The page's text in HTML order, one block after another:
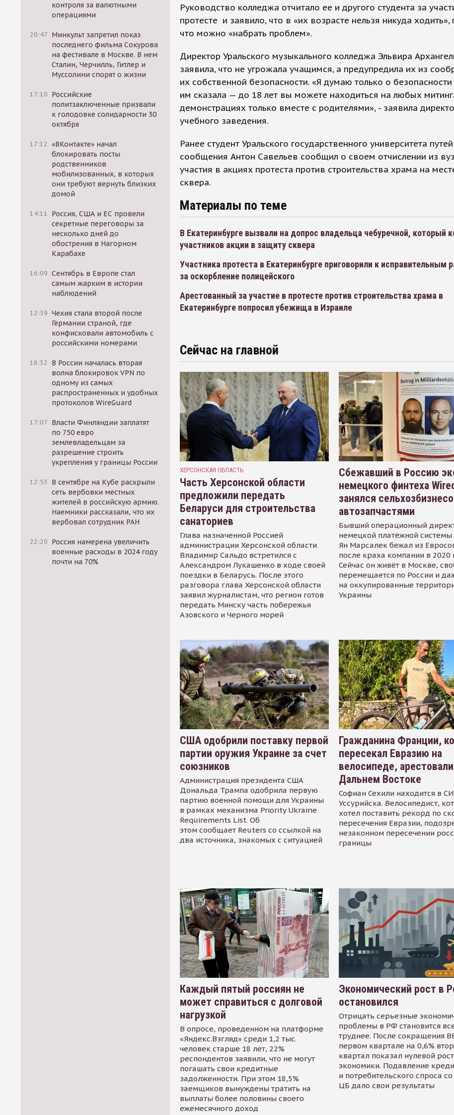
контроля за валютными
операциями
20:47 Минкульт запретил показ
последнего фильма Сокурова
на фестивале в Москве. В нем
Сталин, Черчилль, Гитлер и
Муссолини спорят о жизни
17:10 Российские
политзаключенные призвали
к голодовке солидарности 30
октября
17:12 «ВКонтакте» начал
блокировать посты
родственников
мобилизованных, в которых
они требуют вернуть близких
домой
14:11
Россия, США и ЕС провели
секретные переговоры за
несколько дней до
обострения в Нагорном
Карабахе
16:09 Сентябрь в Европе стал
самым жарким в истории
наблюдений
12:39 Чехия стала второй после
Германии страной, где
конфисковали автомобиль с
российскими номерами
18:32
В России началась вторая
волна блокировок VPN по
одному из самых
распространенных и удобных
протоколов WireGuard
17:07 Власти Финляндии заплатят
по 750 евро
землевладельцам за
разрешение строить
укрепления у границы России
12:53
В сентябре на Кубе раскрыли
сеть вербовки местных
жителей в российскую армию.
Наемники рассказали, что их
вербовал сотрудник РАН
22:20 Россия намерена увеличить
военные расходы в 2024 году
почти на 70%
Руководство колледжа отчитало ее и другого студента за
протесте и заявило, что в «их возрасте нельзя никуда ходить»,
что можно «набрать проблем».
Директор Уральского музыкального колледжа Эльвира
заявила, что не угрожала учащимся, а предупредила их из
их собственной безопасности. «Я думаю только о безопасности
им сказала — до 18 лет вы можете находиться на любых
демонстрациях только вместе с родителями», - заявила
учебного заведения.
Ранее студент Уральского государственного университета путей
сообщения Антон Савельев сообщил о своем отчислении из
участия в акциях протеста против строительства храма на
сквера.
Материалы по теме
В Екатеринбурге вызвали на допрос владельца чебуречной, который
участников акции в защиту сквера
Участника протеста в Екатеринбурге приговорили к исправительным
за оскорбление полицейского
Арестованный за участие в протесте против строительства храма в
Екатеринбурге попросил убежища в Израиле
Сейчас на главной
ХЕРСОНСКАЯ ОБЛАСТЬ
Часть Херсонской области
предложили передать
Беларуси для строительства
санаториев
Глава назначенной Россией
администрации Херсонской области
Владимир Сальдо встретился с
Александром Лукашенко в ходе своей
поездки в Беларусь. После этого
разговора глава Херсонской области
заявил журналистам, что регион готов
передать Минску часть побережья
Азовского и Черного морей
Сбежавший в Россию
немецкого финтеха
занялся
автозапчастями
Бывший операционный
немецкой платёжной системы
Ян Марсалек бежал из
после краха компании в 2020
Сейчас он живёт в Москве,
перемещается по России и
на оккупированные
Украины
США одобрили поставку первой
партии оружия Украине за счет
союзников
Администрация президента США
Дональда Трампа одобрила первую
партию военной помощи для Украины
в рамках механизма Priority Ukraine
Requirements List. Об
этом сообщает Reuters со ссылкой на
два источника, знакомых с ситуацией
Гражданина Франции,
пересекал Евразию на
велосипеде,
Дальнем Востоке
Софиан Сехили находится в
Уссурийска. Велосипедист,
хотел поставить рекорд по
пересечения Евразии,
незаконном пересечении
границы
Каждый пятый россиян не
может справиться с долговой
нагрузкой
В опросе, проведенном на платформе
«Яндекс.Взгляд» среди 1,2 тыс.
человек старше 18 лет, 22%
респондентов заявили, что не могут
погашать свои кредитные
задолженности. При этом 18,5%
заемщиков вынуждены тратить на
выплаты более половины своего
ежемесячного доход
Экономический рост в
остановился
Отрицать серьезные
проблемы в РФ становится
труднее. После сокращения
первом квартале на 0,6%
квартал показал нулевой рост
экономики. Подавление
и потребительского спроса
ЦБ дало свои результаты